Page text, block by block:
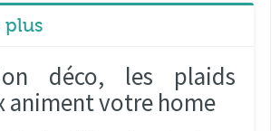
plus
déco, les plaids
animent votre home